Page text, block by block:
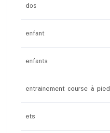
dos
enfant
enfants
entrainement course à pied
ets